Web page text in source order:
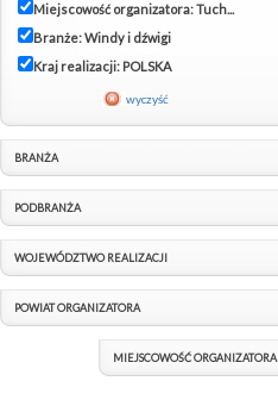
Miejscowość organizatora: Tuch...
Branże: Windy i dźwigi
Kraj realizacji: POLSKA
wyczyść
BRANŻA
PODBRANŻA
WOJEWÓDZTWO REALIZACJI
POWIAT ORGANIZATORA
MIEJSCOWOŚĆ ORGANIZATORA